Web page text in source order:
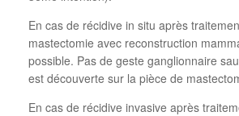
En cas de récidive in situ après
mastectomie avec reconstruction
possible. Pas de geste ganglionnaire
est découverte sur la pièce de
En cas de récidive invasive après